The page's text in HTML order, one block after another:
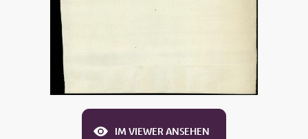
IM VIEWER ANSEHEN